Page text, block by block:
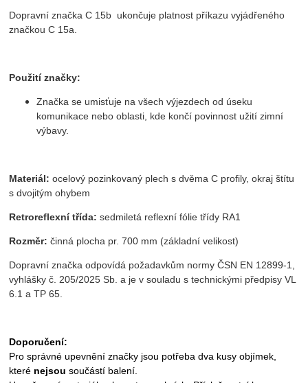
Dopravní značka C 15b ukončuje platnost příkazu vyjádřeného
značkou C 15a.
Použití značky:
Značka se umisťuje na všech výjezdech od úseku
komunikace nebo oblasti, kde končí povinnost užití zimní
výbavy.
Materiál: ocelový pozinkovaný plech s dvěma C profily, okraj štítu
s dvojitým ohybem
Retroreflexní třída: sedmiletá reflexní fólie třídy RA1
Rozměr: činná plocha pr. 700 mm (základní velikost)
Dopravní značka odpovídá požadavkům normy ČSN EN 12899-1,
vyhlášky č. 205/2025 Sb. a je v souladu s technickými předpisy VL
6.1 a TP 65.
Doporučení:
Pro správné upevnění značky jsou potřeba dva kusy objímek,
které nejsou součástí balení.